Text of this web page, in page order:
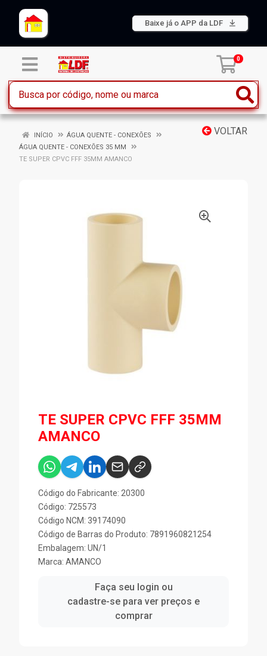
Baixe já o APP da LDF
0
VOLTAR
INÍCIO
ÁGUA QUENTE - CONEXÕES
ÁGUA QUENTE - CONEXÕES 35 MM
TE SUPER CPVC FFF 35MM AMANCO
TE SUPER CPVC FFF 35MM
AMANCO
Código do Fabricante: 20300
Código: 725573
Código NCM: 39174090
Código de Barras do Produto: 7891960821254
Embalagem: UN/1
Marca: AMANCO
Faça seu login ou
cadastre-se para ver preços e
comprar